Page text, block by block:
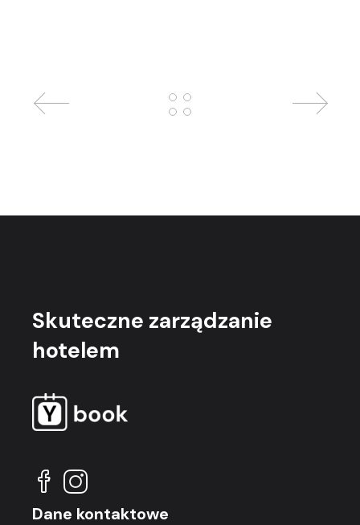
Skuteczne zarządzanie
hotelem
Dane kontaktowe